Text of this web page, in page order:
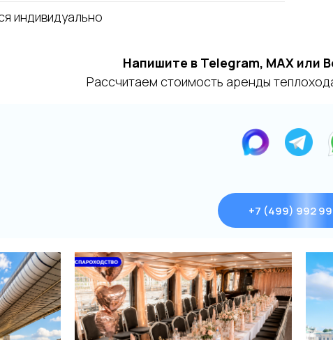
индивидуально
Напишите в Telegram, MAX или
Рассчитаем стоимость аренды
+7 (499) 992